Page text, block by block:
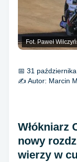
Fot. Paweł
📅 31
✍️ Autor: Marcin
Włókniarz
nowy
wierzy w